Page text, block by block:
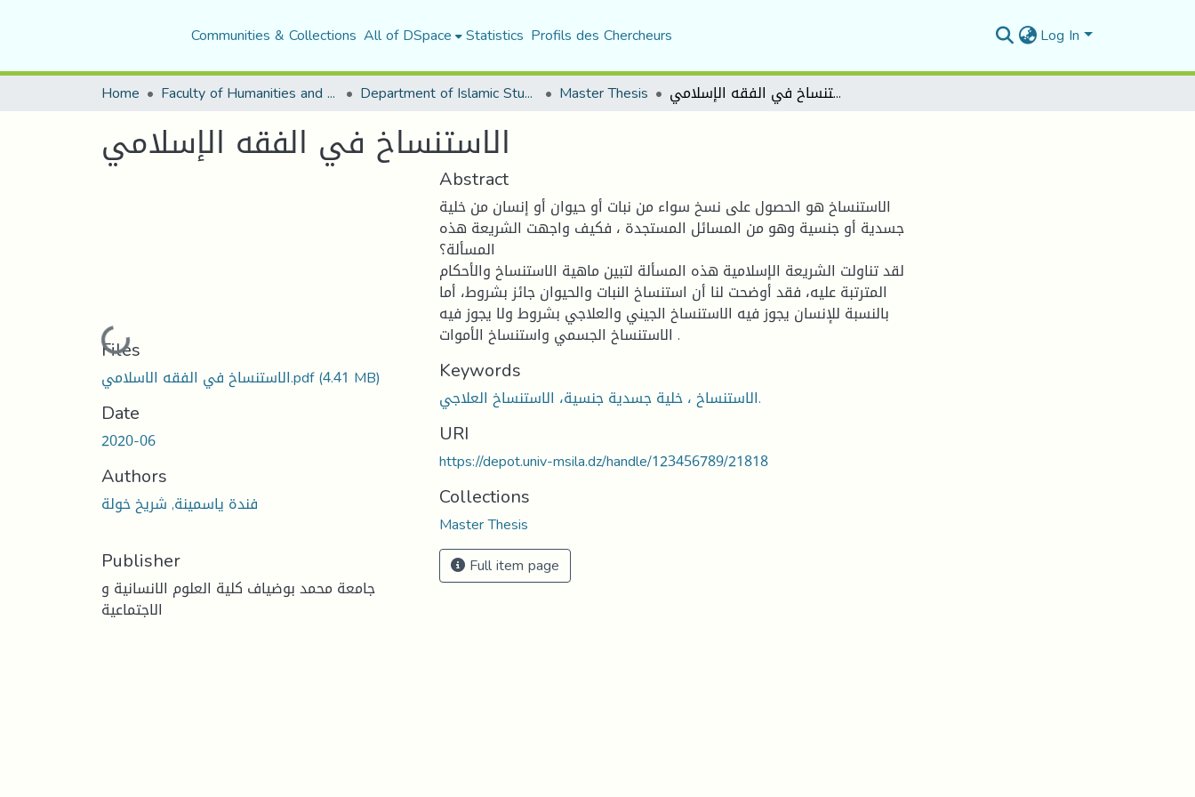
Communities & Collections All of DSpace Statistics Profils des Chercheurs Log In
Home Faculty of Humanities and Social Sciences Department of Islamic Studies Master Thesis الاستنساخ في الفقه الإسلامي
الاستنساخ في الفقه الإسلامي
Loading...
Files
الاستنساخ في الفقه الاسلامي.pdf(4.41 MB)
Date
2020-06
Authors
فندة ياسمينة, شريخ خولة
Publisher
جامعة محمد بوضياف كلية العلوم الانسانية و
الاجتماعية
Abstract
الاستنساخ هو الحصول على نسخ سواء من نبات أو حيوان أو إنسان من خلية
جسدية أو جنسية وهو من المسائل المستجدة ، فكيف واجهت الشريعة هذه
المسألة؟
لقد تناولت الشريعة الإسلامية هذه المسألة لتبين ماهية الاستنساخ والأحكام
المترتبة عليه، فقد أوضحت لنا أن استنساخ النبات والحيوان جائز بشروط، أما
بالنسبة للإنسان يجوز فيه الاستنساخ الجيني والعلاجي بشروط ولا يجوز فيه
الاستنساخ الجسمي واستنساخ الأموات .
Keywords
الاستنساخ ، خلية جسدية جنسية، الاستنساخ العلاجي.
URI
https://depot.univ-msila.dz/handle/123456789/21818
Collections
Master Thesis
Full item page